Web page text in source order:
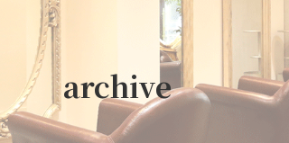
archive